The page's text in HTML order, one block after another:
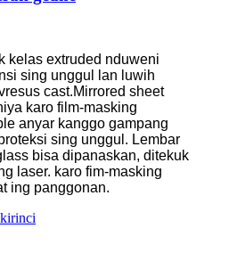
kelas extruded nduweni
sing unggul lan luwih
cast.Mirrored sheet
karo film-masking
anyar kanggo gampang
sing unggul. Lembar
bisa dipanaskan, ditekuk
laser. karo fim-masking
ing panggonan.
rinci